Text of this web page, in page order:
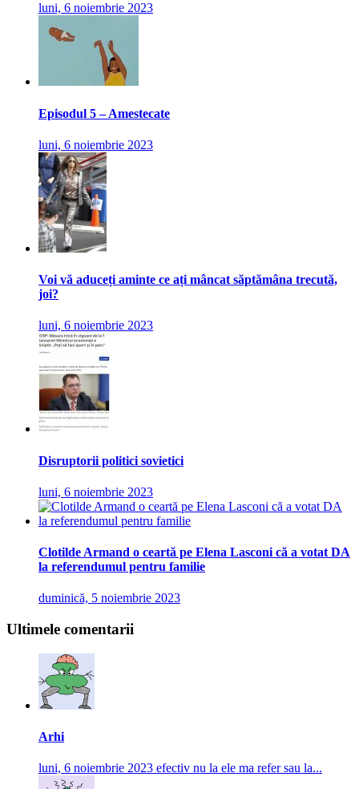
luni, 6 noiembrie 2023
Episodul 5 – Amestecate
luni, 6 noiembrie 2023
Voi vă aduceți aminte ce ați mâncat săptămâna trecută,
joi?
luni, 6 noiembrie 2023
Disruptorii politici sovietici
luni, 6 noiembrie 2023
Clotilde Armand o ceartă pe Elena Lasconi că a votat DA
la referendumul pentru familie
duminică, 5 noiembrie 2023
Ultimele comentarii
Arhi
luni, 6 noiembrie 2023 efectiv nu la ele ma refer sau la...